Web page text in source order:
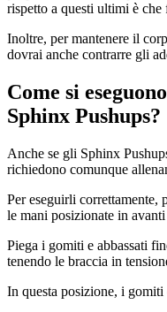
rispetto a questi ultimi è
Inoltre, per mantenere il
dovrai anche contrarre gli
Come si
Sphinx Pushups?
Anche se gli Sphinx
richiedono comunque
Per eseguirli correttamente,
le mani posizionate in
Piega i gomiti e abbassati
tenendo le braccia in
In questa posizione, i